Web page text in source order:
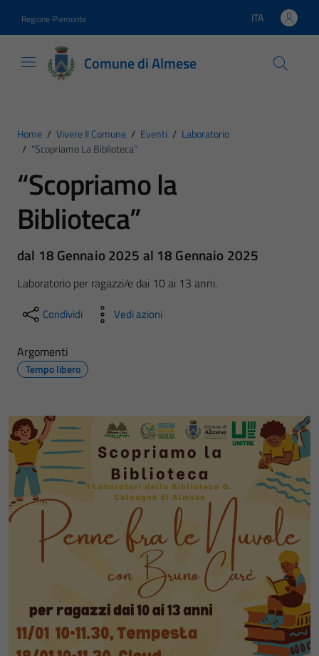
Regione Piemonte Lingua attiva:
ITA
Comune di Almese
Home / Vivere Il Comune / Eventi / Laboratorio
/ “Scopriamo La Biblioteca”
“Scopriamo la
Biblioteca”
dal 18 Gennaio 2025 al 18 Gennaio 2025
Laboratorio per ragazzi/e dai 10 ai 13 anni.
Condividi Vedi azioni
Argomenti
Tempo libero